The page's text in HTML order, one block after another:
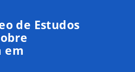
Canais
de Estudos
em